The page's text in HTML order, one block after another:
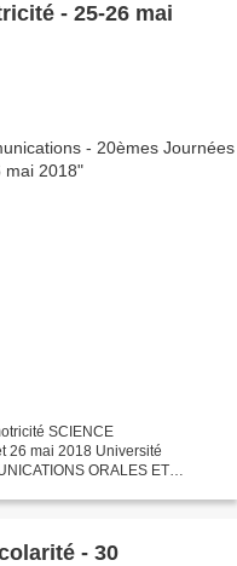
- 25-26 mai
SCIENCE
26 mai 2018 Université
ORALES ET
- 30